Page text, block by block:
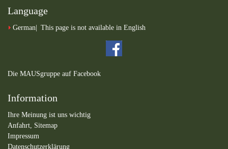
Language
German This page is not available in English
Die MAUSgruppe auf Facebook
Information
Ihre Meinung ist uns wichtig
Anfahrt, Sitemap
Impressum
Datenschutzerklärung